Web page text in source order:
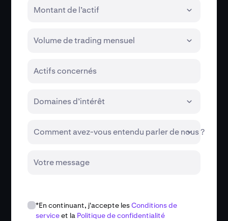
Montant de l’actif
Volume de trading mensuel
Actifs concernés
Domaines d’intérêt
Comment avez-vous entendu parler de nous ?
Votre message
*En continuant, j'accepte lesConditions de
serviceet la Politique de confidentialité